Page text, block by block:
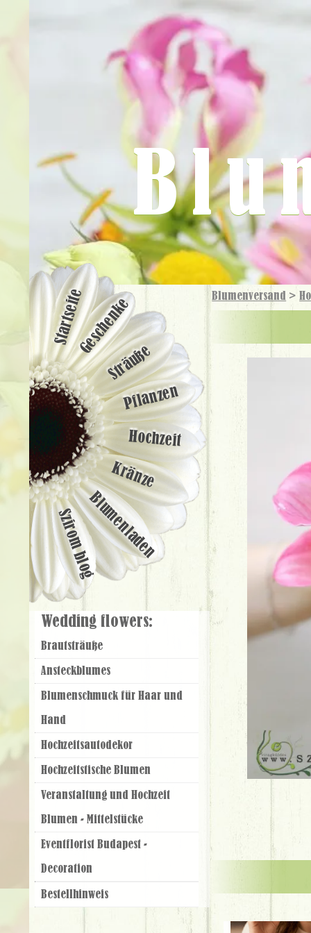
Blumenversand >
StartseiteGeschenke
Sträuße
Pflanzen
Hochzeit
Kränze
Blumenladen
Szirom blog
Wedding flowers:
Brautsträuße
Ansteckblumes
Blumenschmuck für Haar und
Hand
Hochzeitsautodekor
Hochzeitstische Blumen
Veranstaltung und Hochzeit
Blumen - Mittelstücke
Eventflorist Budapest -
Decoration
Bestellhinweis